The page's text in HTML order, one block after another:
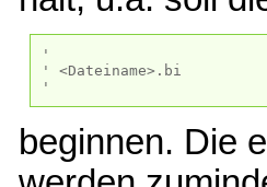
'
' <Dateiname>.bi
'
beginnen. Die